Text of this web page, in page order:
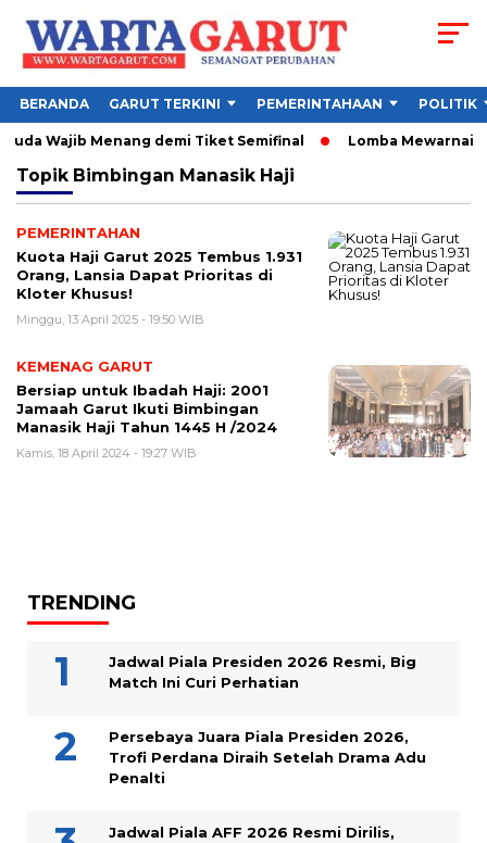
BERANDA GARUT TERKINI PEMERINTAHAAN POLITIK
Wajib Menang demi Tiket Semifinal Lomba Mewarnai
Topik Bimbingan Manasik Haji
PEMERINTAHAN
Kuota Haji Garut 2025 Tembus 1.931
Orang, Lansia Dapat Prioritas di
Kloter Khusus!
Minggu, 13 April 2025 - 19:50 WIB
KEMENAG GARUT
Bersiap untuk Ibadah Haji: 2001
Jamaah Garut Ikuti Bimbingan
Manasik Haji Tahun 1445 H /2024
Kamis, 18 April 2024 - 19:27 WIB
TRENDING
Jadwal Piala Presiden 2026 Resmi, Big
Match Ini Curi Perhatian
Persebaya Juara Piala Presiden 2026,
Trofi Perdana Diraih Setelah Drama Adu
Penalti
Jadwal Piala AFF 2026 Resmi Dirilis,